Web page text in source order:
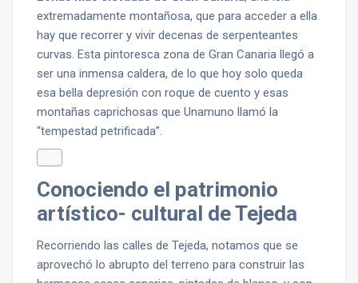
extremadamente montañosa, que para acceder a ella
hay que recorrer y vivir decenas de serpenteantes
curvas. Esta pintoresca zona de Gran Canaria llegó a
ser una inmensa caldera, de lo que hoy solo queda
esa bella depresión con roque de cuento y esas
montañas caprichosas que Unamuno llamó la
“tempestad petrificada”.
Conociendo el patrimonio
artístico- cultural de Tejeda
Recorriendo las calles de Tejeda, notamos que se
aprovechó lo abrupto del terreno para construir las